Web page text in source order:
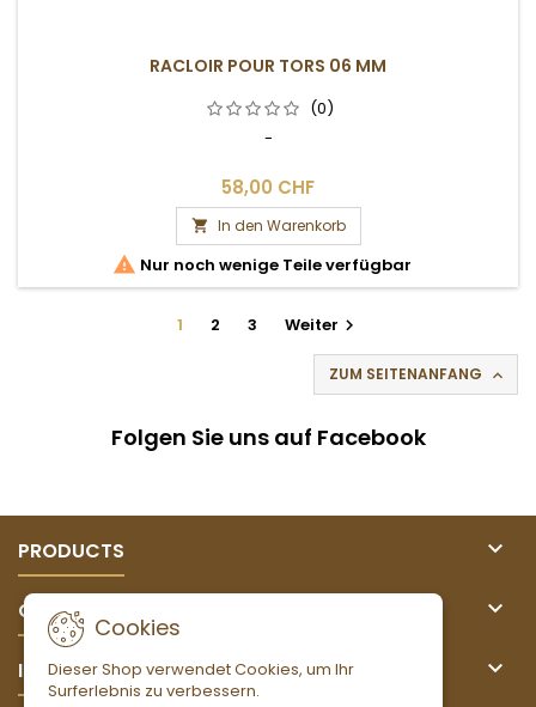
RACLOIR POUR TORS 06 MM
(0)
-
58,00 CHF
 In den Warenkorb
 Nur noch wenige Teile verfügbar
1 2 3 Weiter 
ZUM SEITENANFANG 
Folgen Sie uns auf Facebook
PRODUCTS 
OUR COMPANY 
IHR KONTO 
Cookies
Dieser Shop verwendet Cookies, um Ihr
Surferlebnis zu verbessern.